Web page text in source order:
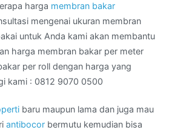
harga membran bakar
mengenai ukuran membran
untuk Anda kami akan membantu
harga membran bakar per meter
per roll dengan harga yang
kami : 0812 9070 0500
baru maupun lama dan juga mau
antibocor bermutu kemudian bisa